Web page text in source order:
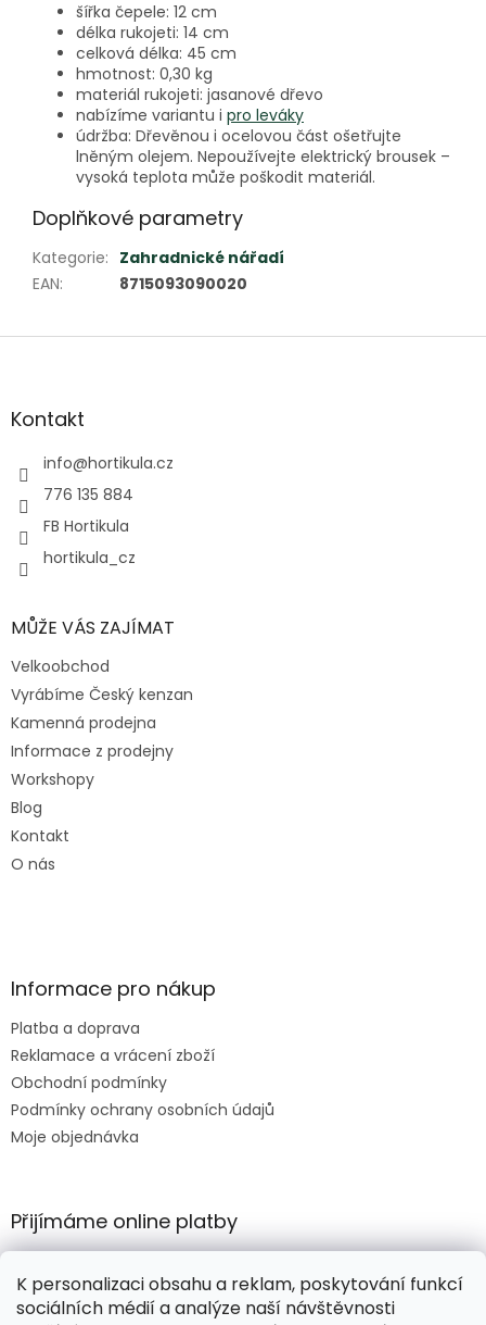
K personalizaci obsahu a reklam, poskytování funkcí
sociálních médií a analýze naší návštěvnosti
šířka čepele: 12 cm
délka rukojeti: 14 cm
celková délka: 45 cm
hmotnost: 0,30 kg
materiál rukojeti: jasanové dřevo
nabízíme variantu i pro leváky
údržba: Dřevěnou i ocelovou část ošetřujte
lněným olejem. Nepoužívejte elektrický brousek –
vysoká teplota může poškodit materiál.
Doplňkové parametry
Kategorie: Zahradnické nářadí
EAN: 8715093090020
Z
aKontakt
info@hortikula.cz
776 135 884
FB Hortikula
hortikula_cz
MŮŽE VÁS ZAJÍMAT
Velkoobchod
Vyrábíme Český kenzan
Kamenná prodejna
Informace z prodejny
Workshopy
Blog
Kontakt
O nás
Informace pro nákup
Platba a doprava
Reklamace a vrácení zboží
Obchodní podmínky
Podmínky ochrany osobních údajů
Moje objednávka
Přijímáme online platby